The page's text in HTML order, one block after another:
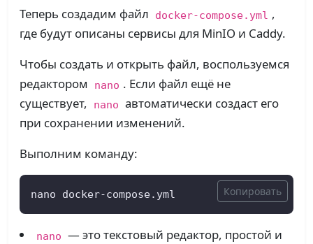
Теперь создадим файл docker-compose.yml ,
где будут описаны сервисы для MinIO и Caddy.
Чтобы создать и открыть файл, воспользуемся
редактором
nano . Если файл ещё не
существует,
nano автоматически создаст его
при сохранении изменений.
Выполним команду:
nano docker-compose.yml Копировать
nano — это текстовый редактор, простой и